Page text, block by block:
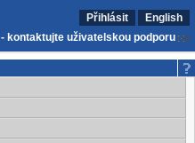
Přihlásit
English
kontaktujte uživatelskou podporu